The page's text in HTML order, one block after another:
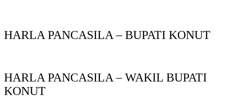
HARLA PANCASILA – BUPATI KONUT
HARLA PANCASILA – WAKIL BUPATI
KONUT